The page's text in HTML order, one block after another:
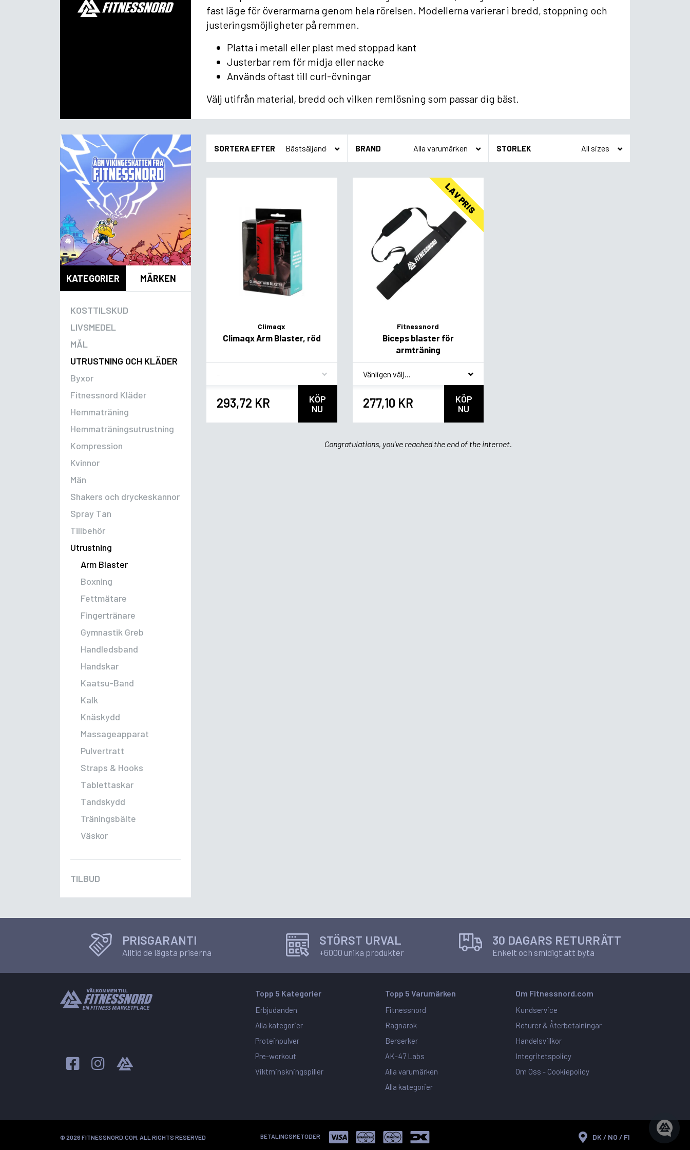
fast läge för överarmarna genom hela rörelsen. Modellerna varierar i bredd, stoppning och
justeringsmöjligheter på remmen.
Platta i metall eller plast med stoppad kant
Justerbar rem för midja eller nacke
Används oftast till curl-övningar
Välj utifrån material, bredd och vilken remlösning som passar dig bäst.
KATEGORIER MÄRKEN
KOSTTILSKUD
LIVSMEDEL
MÅL
UTRUSTNING OCH KLÄDER
Byxor
Fitnessnord Kläder
Hemmaträning
Hemmaträningsutrustning
Kompression
Kvinnor
Män
Shakers och dryckeskannor
Spray Tan
Tillbehör
Utrustning
Arm Blaster
Boxning
Fettmätare
Fingertränare
Gymnastik Greb
Handledsband
Handskar
Kaatsu-Band
Kalk
Knäskydd
Massageapparat
Pulvertratt
Straps & Hooks
Tablettaskar
Tandskydd
Träningsbälte
Väskor
TILBUD
SORTERA EFTER BRAND STORLEK
Climaqx
Climaqx Arm Blaster, röd
293,72 KR
KÖP
NU
LAV PRIS
Fitnessnord
Biceps blaster för
armträning
* Smagsvariant
277,10 KR
KÖP
NU
Congratulations, you've reached the end of the internet.
PRISGARANTI
Alltid de lägsta priserna
STÖRST URVAL
+6000 unika produkter
30 DAGARS RETURRÄTT
Enkelt och smidigt att byta
Topp 5 Kategorier
Erbjudanden
Alla kategorier
Proteinpulver
Pre-workout
Viktminskningspiller
Topp 5 Varumärken
Fitnessnord
Ragnarok
Berserker
AK-47 Labs
Alla varumärken
Alla kategorier
Om Fitnessnord.com
Kundservice
Returer & Återbetalningar
Handelsvillkor
Integritetspolicy
Om Oss - Cookiepolicy
© 2026 FITNESSNORD.COM, ALL RIGHTS RESERVED BETALINGSMETODER DK / NO / FI